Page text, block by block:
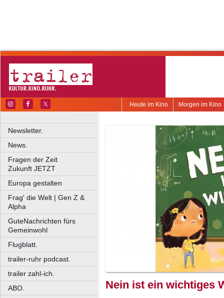
Morgen im Kino
Heute im Kino
Newsletter.
News.
Fragen der Zeit
Zukunft JETZT
Europa gestalten
Frag' die Welt | Gen Z &
Alpha
GuteNachrichten fürs
Gemeinwohl
Flugblatt.
trailer-ruhr podcast.
trailer zahl-ich.
ABO.
Nein ist ein wichtiges